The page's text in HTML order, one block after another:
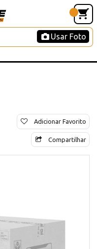
Usar Foto
Adicionar Favorito
Compartilhar